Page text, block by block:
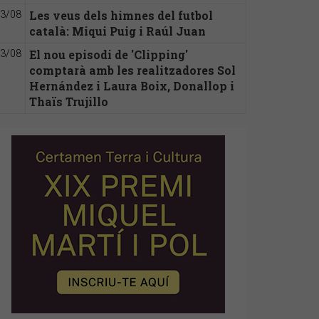
08
Les veus dels himnes del futbol
català: Miqui Puig i Raúl Juan
08
El nou episodi de 'Clipping'
comptarà amb les realitzadores Sol
Hernández i Laura Boix, Donallop i
Thaïs Trujillo